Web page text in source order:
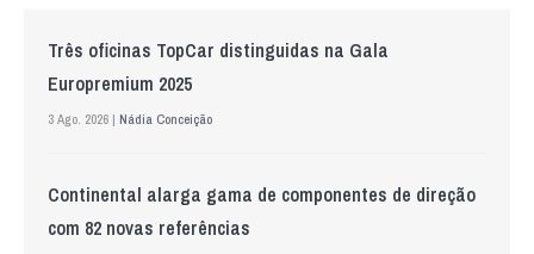
Três oficinas TopCar distinguidas na Gala
Europremium 2025
3 Ago. 2026 | Nádia Conceição
Continental alarga gama de componentes de direção
com 82 novas referências